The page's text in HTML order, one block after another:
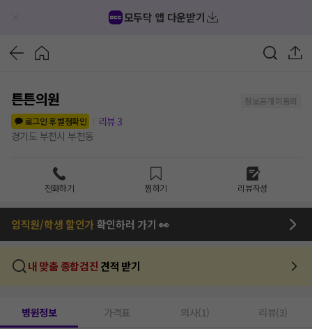
모두닥 앱 다운받기
튼튼의원
정보공개 미동의
로그인 후 별점확인
리뷰 3
경기도 부천시 부천동
전화하기 찜하기 리뷰작성
임직원/학생 할인가확인하러 가기 👀
내 맞춤 종합검진 견적 받기
병원정보 가격표 의사(1) 리뷰(3)